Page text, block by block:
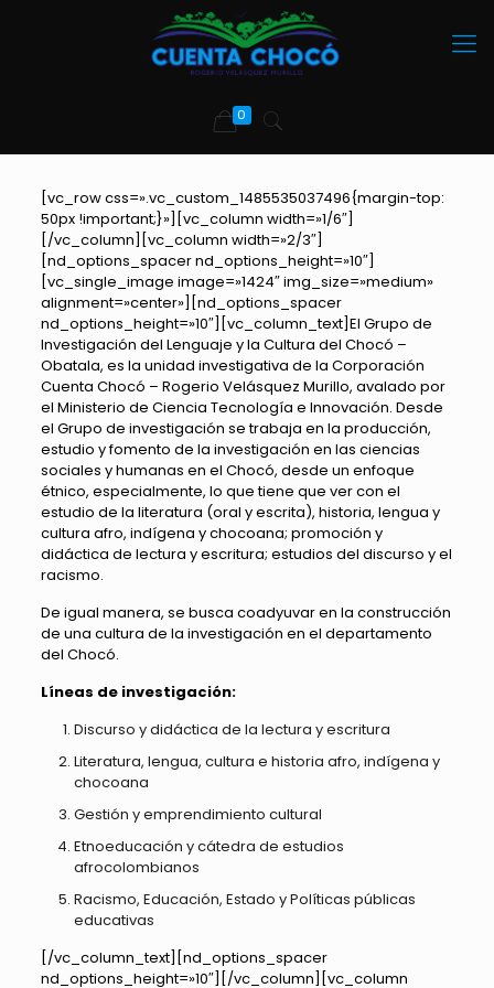
0
[vc_row css=».vc_custom_1485535037496{margin-top:
50px !important;}»][vc_column width=»1/6″]
[/vc_column][vc_column width=»2/3″]
[nd_options_spacer nd_options_height=»10″]
[vc_single_image image=»1424″ img_size=»medium»
alignment=»center»][nd_options_spacer
nd_options_height=»10″][vc_column_text]El Grupo de
Investigación del Lenguaje y la Cultura del Chocó –
Obatala, es la unidad investigativa de la Corporación
Cuenta Chocó – Rogerio Velásquez Murillo, avalado por
el Ministerio de Ciencia Tecnología e Innovación. Desde
el Grupo de investigación se trabaja en la producción,
estudio y fomento de la investigación en las ciencias
sociales y humanas en el Chocó, desde un enfoque
étnico, especialmente, lo que tiene que ver con el
estudio de la literatura (oral y escrita), historia, lengua y
cultura afro, indígena y chocoana; promoción y
didáctica de lectura y escritura; estudios del discurso y el
racismo.
De igual manera, se busca coadyuvar en la construcción
de una cultura de la investigación en el departamento
del Chocó.
Líneas de investigación:
Discurso y didáctica de la lectura y escritura
Literatura, lengua, cultura e historia afro, indígena y
chocoana
Gestión y emprendimiento cultural
Etnoeducación y cátedra de estudios
afrocolombianos
Racismo, Educación, Estado y Políticas públicas
educativas
[/vc_column_text][nd_options_spacer
nd_options_height=»10″][/vc_column][vc_column